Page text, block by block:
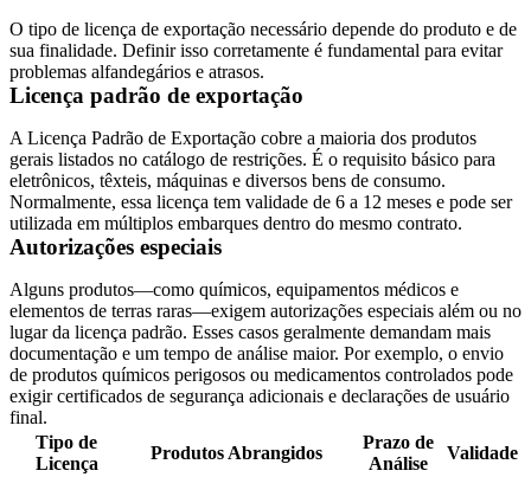
O tipo de licença de exportação necessário depende do produto e de
sua finalidade. Definir isso corretamente é fundamental para evitar
problemas alfandegários e atrasos.
Licença padrão de exportação
A Licença Padrão de Exportação cobre a maioria dos produtos
gerais listados no catálogo de restrições. É o requisito básico para
eletrônicos, têxteis, máquinas e diversos bens de consumo.
Normalmente, essa licença tem validade de 6 a 12 meses e pode ser
utilizada em múltiplos embarques dentro do mesmo contrato.
Autorizações especiais
Alguns produtos—como químicos, equipamentos médicos e
elementos de terras raras—exigem autorizações especiais além ou no
lugar da licença padrão. Esses casos geralmente demandam mais
documentação e um tempo de análise maior. Por exemplo, o envio
de produtos químicos perigosos ou medicamentos controlados pode
exigir certificados de segurança adicionais e declarações de usuário
final.
Tipo de
Licença
Produtos Abrangidos
Prazo de
Análise
Validade